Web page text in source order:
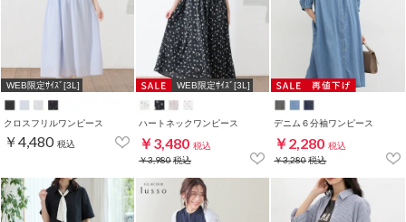
WEB限定ｻｲｽﾞ[3L]
クロスフリルワンピース
￥4,480 税込
WEB限定ｻｲｽﾞ[3L]
ハートネックワンピース
￥3,480 税込
￥3,980税込
デニム６分袖ワンピース
￥2,280 税込
￥3,280税込